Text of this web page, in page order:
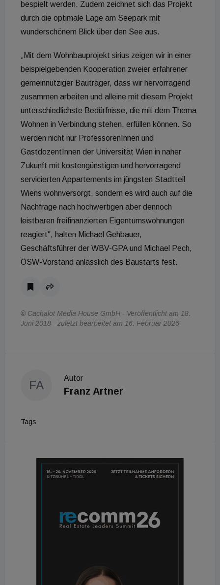
bespielt werden. Zudem zeichnet sich das Projekt
durch die optimale Lage am Seepark mit
wunderschönem Blick über den See aus.
„Mit dem Wohnbauprojekt sirius zeigen wir in einer
beispielgebenden Kooperation zweier erfahrener
gemeinnütziger Bauträger, dass wir hervorragend
zusammen arbeiten und alleine mit diesem Projekt
unterschiedlichste Bedürfnisse, die mit dem Thema
Wohnen in Verbindung stehen, erfüllen können. So
werden nicht nur ProfessorenInnen und
GastdozentInnen der Universität Wien in naher
Zukunft mit kostengünstigen und hervorragend
servicierten Appartements im jüngsten Stadtteil
Wiens wohnversorgt, sondern es wird auch auf die
Nachfrage nach hochwertigen aber dennoch
leistbaren freifinanzierten Eigentumswohnungen
reagiert", halten Michael Gehbauer,
Geschäftsführer der WBV-GPA und Michael Pech,
ÖSW-Vorstand anlässlich des Baustarts fest.
© Cachalot Media House GmbH - Veröffentlicht am 18.
Juni 2018 - zuletzt bearbeitet am 16. Februar 2026
FA
Autor
Franz Artner
Tags